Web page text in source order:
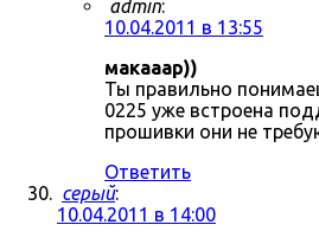
admin:
10.04.2011 в 13:55
макааар))
Ты правильно
0225 уже встроена
прошивки они не
Ответить
серый:
10.04.2011 в 14:00